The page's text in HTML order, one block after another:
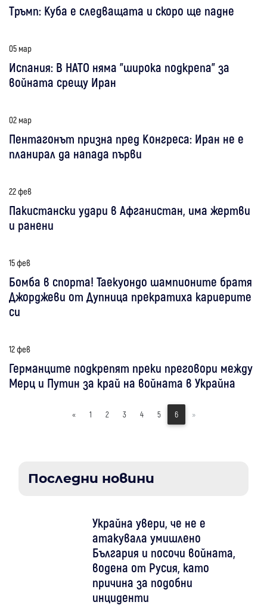
Тръмп: Куба е следващата и скоро ще падне
05 мар
Испания: В НАТО няма "широка подкрепа" за
войната срещу Иран
02 мар
Пентагонът призна пред Конгреса: Иран не е
планирал да напада първи
22 фев
Пакистански удари в Афганистан, има жертви
и ранени
15 фев
Бомба в спорта! Таекуондо шампионите братя
Джорджеви от Дупница прекратиха кариерите
си
12 фев
Германците подкрепят преки преговори между
Мерц и Путин за край на войната в Украйна
« 1 2 3 4 5 6 »
Последни новини
Украйна увери, че не е
атакувала умишлено
България и посочи войната,
водена от Русия, като
причина за подобни
инциденти